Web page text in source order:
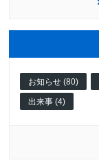
お知らせ (80)
出来事 (4)